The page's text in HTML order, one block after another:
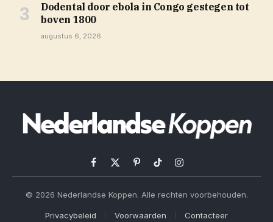
Dodental door ebola in Congo gestegen tot
boven 1800
augustus 6, 2026
Facebook
X
PinterestTikTokInstagram
© 2026 Nederlandse Koppen. Alle rechten voorbehouden.
Privacybeleid Voorwaarden Contacteer